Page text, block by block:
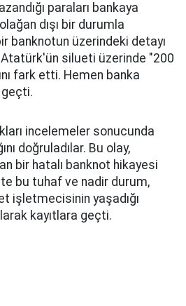
paraları bankaya
dışı bir durumla
banknotun üzerindeki detayı
Atatürk'ün silueti üzerinde "200
fark etti. Hemen banka
incelemeler sonucunda
doğruladılar. Bu olay,
bir hatalı banknot hikayesi
bu tuhaf ve nadir durum,
işletmecisinin yaşadığı
kayıtlara geçti.